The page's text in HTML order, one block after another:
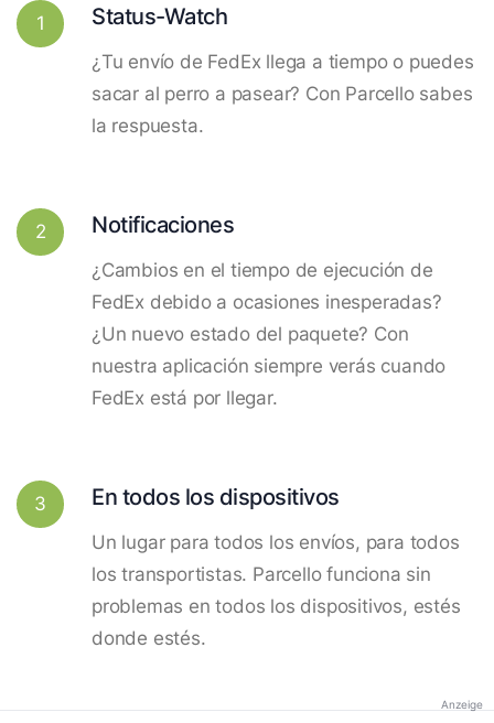
1 Status-Watch
¿Tu envío de FedEx llega a tiempo o puedes
sacar al perro a pasear? Con Parcello sabes
la respuesta.
2 Notificaciones
¿Cambios en el tiempo de ejecución de
FedEx debido a ocasiones inesperadas?
¿Un nuevo estado del paquete? Con
nuestra aplicación siempre verás cuando
FedEx está por llegar.
3 En todos los dispositivos
Un lugar para todos los envíos, para todos
los transportistas. Parcello funciona sin
problemas en todos los dispositivos, estés
donde estés.
Anzeige